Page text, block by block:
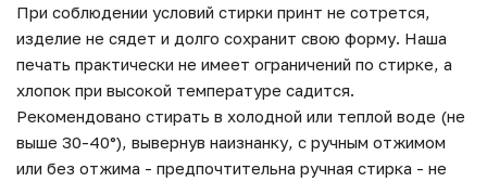
При соблюдении условий стирки принт не сотрется,
изделие не сядет и долго сохранит свою форму. Наша
печать практически не имеет ограничений по стирке, а
хлопок при высокой температуре садится.
Рекомендовано стирать в холодной или теплой воде (не
выше 30-40°), вывернув наизнанку, с ручным отжимом
или без отжима - предпочтительна ручная стирка - не